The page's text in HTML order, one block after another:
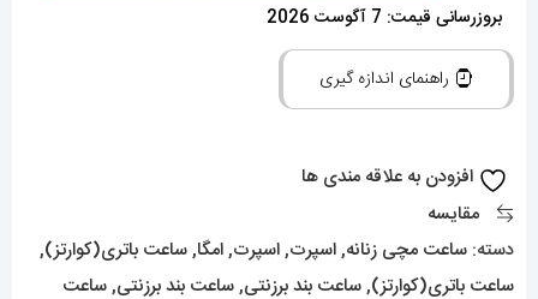
سواچ
ساعت
021243
مدل
بروزرسانی قیمت: 7 آگوست 2026
راهنمای اندازه گیری
افزودن به علاقه مندی ها
مقایسه
دسته: ساعت مچی زنانه,اسپرت,اسپرت,امگا,ساعت باتری(کوارتز),
ساعت باتری(کوارتز),ساعت بند برزنتی,ساعت بند برزنتی,ساعت